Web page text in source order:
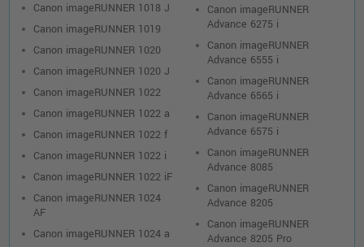
Canon imageRUNNER 1018 J
Canon imageRUNNER 1019
Canon imageRUNNER 1020
Canon imageRUNNER 1020 J
Canon imageRUNNER 1022
Canon imageRUNNER 1022 a
Canon imageRUNNER 1022 f
Canon imageRUNNER 1022 i
Canon imageRUNNER 1022 iF
Canon imageRUNNER 1024
AF
Canon imageRUNNER 1024 a
Canon imageRUNNER
Advance 6275 i
Canon imageRUNNER
Advance 6555 i
Canon imageRUNNER
Advance 6565 i
Canon imageRUNNER
Advance 6575 i
Canon imageRUNNER
Advance 8085
Canon imageRUNNER
Advance 8205
Canon imageRUNNER
Advance 8205 Pro